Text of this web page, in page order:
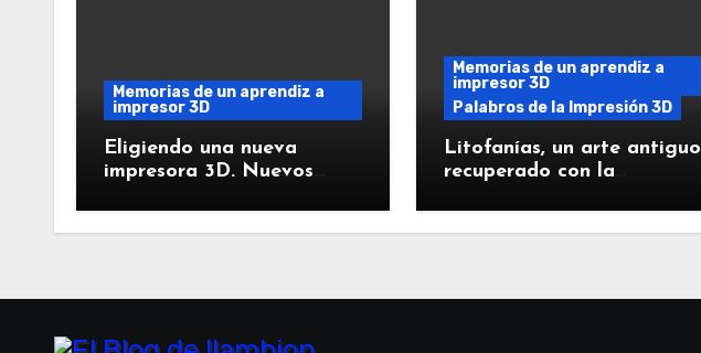
Memorias de un aprendiz a
impresor 3D
Eligiendo una nueva
impresora 3D. Nuevos
Memorias de un aprendiz a
impresor 3D
Palabros de la Impresión 3D
Litofanías, un arte antiguo
recuperado con la